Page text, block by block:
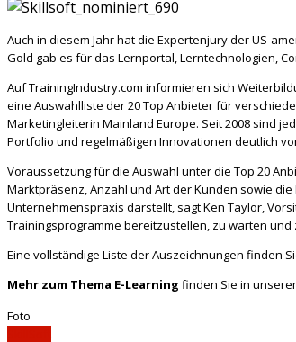
Auch in diesem Jahr hat die Expertenjury der US-
Gold gab es für das Lernportal, Lerntechnologien,
Auf TrainingIndustry.com informieren sich
eine Auswahlliste der 20 Top Anbieter für
Marketingleiterin Mainland Europe. Seit 2008 sind
Portfolio und regelmäßigen Innovationen deutlich
Voraussetzung für die Auswahl unter die Top 20
Marktpräsenz, Anzahl und Art der Kunden sowie
Unternehmenspraxis darstellt, sagt Ken Taylor,
Trainingsprogramme bereitzustellen, zu warten
Eine vollständige Liste der Auszeichnungen finden
Mehr zum Thema E-Learning finden Sie in
Foto